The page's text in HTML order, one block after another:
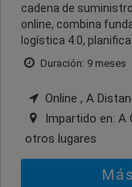
cadena de
online, combina
logística 4.0,
Duración: 9 meses
Online , A
Impartido en: A
otros lugares